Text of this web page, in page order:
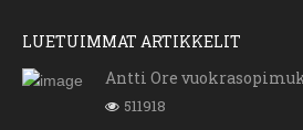
LUETUIMMAT ARTIKKELIT
Antti Ore
511918